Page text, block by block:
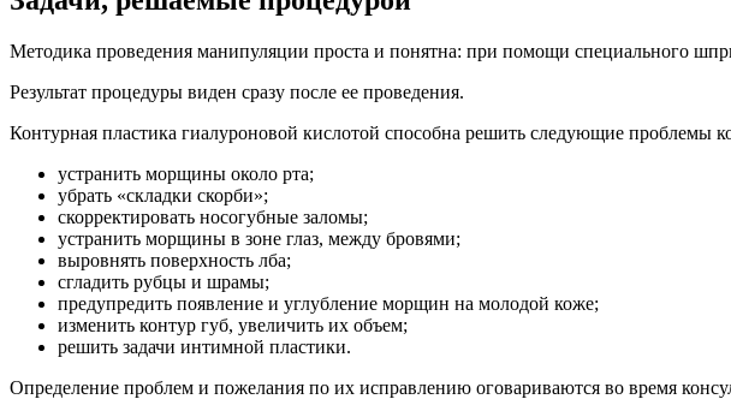
Методика проведения манипуляции проста и понятна: при помощи специального
Результат процедуры виден сразу после ее проведения.
Контурная пластика гиалуроновой кислотой способна решить следующие проблемы
устранить морщины около рта;
убрать «складки скорби»;
скорректировать носогубные заломы;
устранить морщины в зоне глаз, между бровями;
выровнять поверхность лба;
сгладить рубцы и шрамы;
предупредить появление и углубление морщин на молодой коже;
изменить контур губ, увеличить их объем;
решить задачи интимной пластики.
Определение проблем и пожелания по их исправлению оговариваются во время